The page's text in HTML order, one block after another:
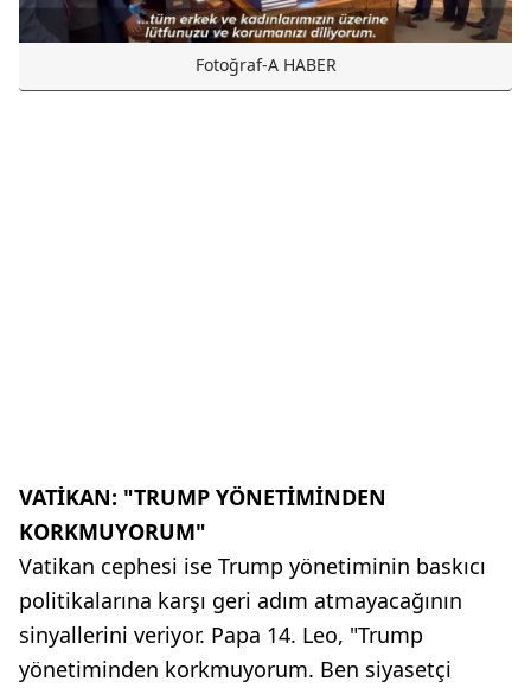
Fotoğraf-A HABER
VATİKAN: "TRUMP YÖNETİMİNDEN
KORKMUYORUM"
Vatikan cephesi ise Trump yönetiminin baskıcı
politikalarına karşı geri adım atmayacağının
sinyallerini veriyor. Papa 14. Leo, "Trump
yönetiminden korkmuyorum. Ben siyasetçi